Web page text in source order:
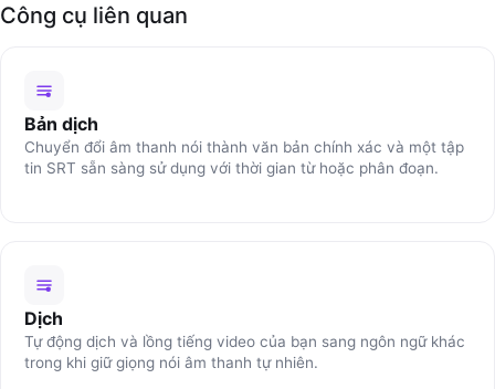
Công cụ liên quan
Bản dịch
Chuyển đổi âm thanh nói thành văn bản chính xác và một tập
tin SRT sẵn sàng sử dụng với thời gian từ hoặc phân đoạn.
Dịch
Tự động dịch và lồng tiếng video của bạn sang ngôn ngữ khác
trong khi giữ giọng nói âm thanh tự nhiên.